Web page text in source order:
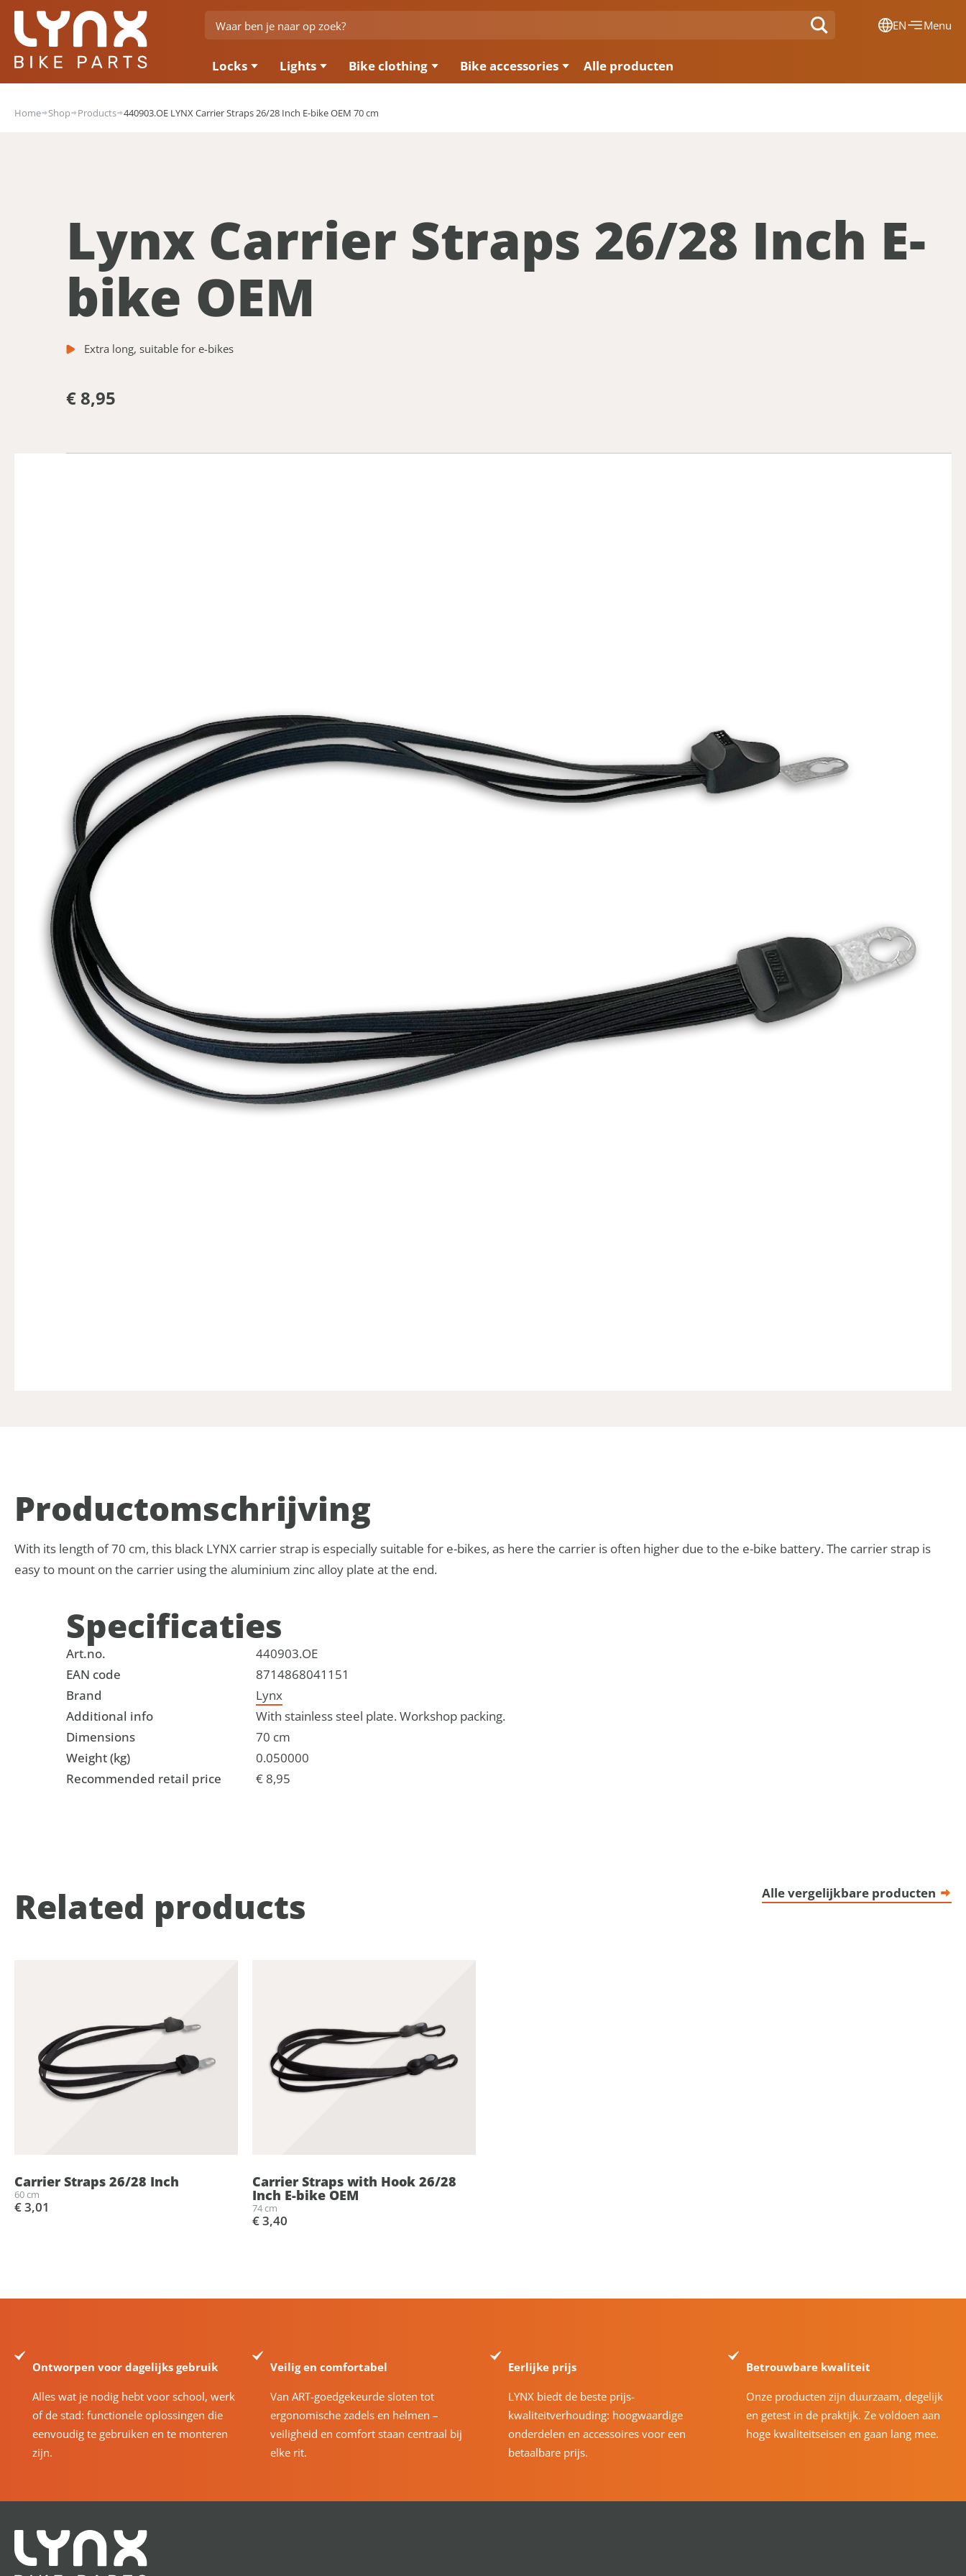
EN Menu
Locks Lights Bike clothing Bike accessories Alle producten
Home Shop Products 440903.OE LYNX Carrier Straps 26/28 Inch E-bike OEM 70 cm
Lynx Carrier Straps 26/28 Inch E-
bike OEM
Extra long, suitable for e-bikes
€ 8,95
Product­omschrijving
With its length of 70 cm, this black LYNX carrier strap is especially suitable for e-bikes, as here the carrier is often higher due to the e-bike battery. The carrier strap is
easy to mount on the carrier using the aluminium zinc alloy plate at the end.
Specificaties
Art.no.
440903.OE
EAN code
8714868041151
Brand
Lynx
Additional info
With stainless steel plate. Workshop packing.
Dimensions
70 cm
Weight (kg)
0.050000
Recommended retail price
€ 8,95
Related products Alle vergelijkbare producten
Carrier Straps 26/28 Inch
60 cm
€ 3,01
Carrier Straps with Hook 26/28
Inch E-bike OEM
74 cm
€ 3,40
Ontworpen voor dagelijks gebruik
Alles wat je nodig hebt voor school, werk
of de stad: functionele oplossingen die
eenvoudig te gebruiken en te monteren
zijn.
Veilig en comfortabel
Van ART-goedgekeurde sloten tot
ergonomische zadels en helmen –
veiligheid en comfort staan centraal bij
elke rit.
Eerlijke prijs
LYNX biedt de beste prijs-
kwaliteitverhouding: hoogwaardige
onderdelen en accessoires voor een
betaalbare prijs.
Betrouwbare kwaliteit
Onze producten zijn duurzaam, degelijk
en getest in de praktijk. Ze voldoen aan
hoge kwaliteitseisen en gaan lang mee.